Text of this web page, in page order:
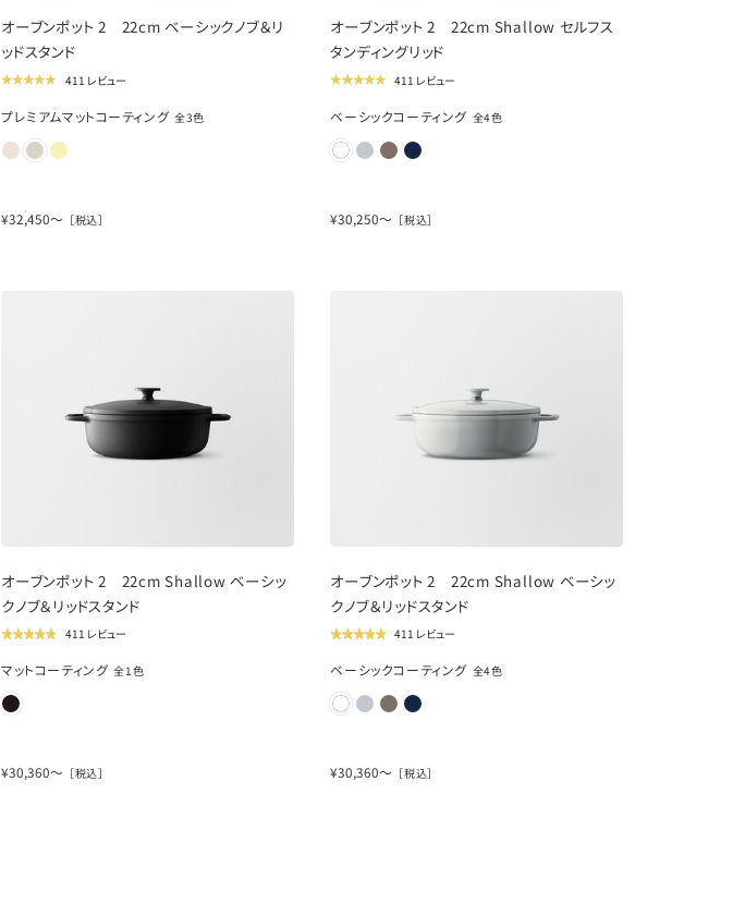
オーブンポット 2 22cm ベーシックノブ＆リ
ッドスタンド
411 レビュー
プレミアムマットコーティング 全3色
¥32,450〜 ［税込］
オーブンポット 2 22cm Shallow セルフス
タンディングリッド
411 レビュー
ベーシックコーティング 全4色
¥30,250〜 ［税込］
オーブンポット 2 22cm Shallow ベーシッ
クノブ＆リッドスタンド
411 レビュー
マットコーティング 全1色
¥30,360〜 ［税込］
オーブンポット 2 22cm Shallow ベーシッ
クノブ＆リッドスタンド
411 レビュー
ベーシックコーティング 全4色
¥30,360〜 ［税込］